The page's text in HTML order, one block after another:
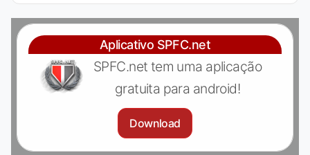
Aplicativo SPFC.net
SPFC.net tem uma aplicação
gratuita para android!
Download